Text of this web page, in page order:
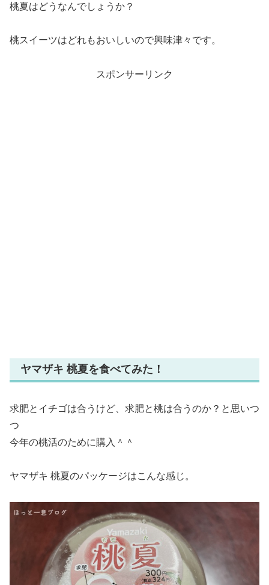
桃夏はどうなんでしょうか？
桃スイーツはどれもおいしいので興味津々です。
スポンサーリンク
ヤマザキ 桃夏を食べてみた！
求肥とイチゴは合うけど、求肥と桃は合うのか？と思いつ
つ
今年の桃活のために購入＾＾
ヤマザキ 桃夏のパッケージはこんな感じ。